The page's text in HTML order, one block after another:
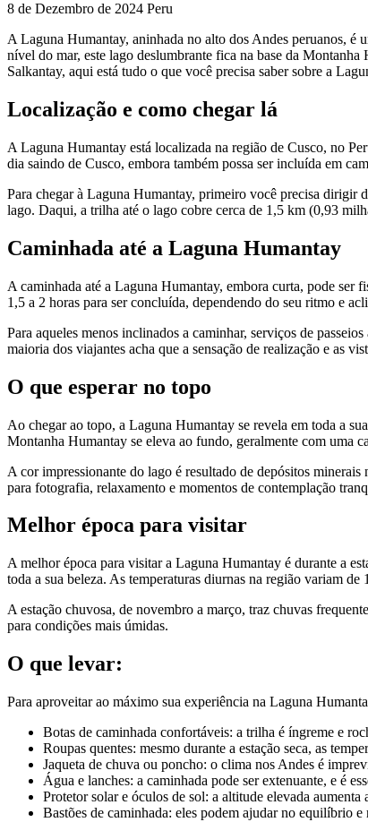
8 de Dezembro de 2024 Peru
A Laguna Humantay, aninhada no alto dos Andes peruanos, é
nível do mar, este lago deslumbrante fica na base da
Salkantay, aqui está tudo o que você precisa saber sobre a
Localização e como chegar lá
A Laguna Humantay está localizada na região de Cusco, no
dia saindo de Cusco, embora também possa ser incluída em
Para chegar à Laguna Humantay, primeiro você precisa dirigir
lago. Daqui, a trilha até o lago cobre cerca de 1,5 km (0,93
Caminhada até a Laguna Humantay
A caminhada até a Laguna Humantay, embora curta, pode ser
1,5 a 2 horas para ser concluída, dependendo do seu ritmo e
Para aqueles menos inclinados a caminhar, serviços de
maioria dos viajantes acha que a sensação de realização e as
O que esperar no topo
Ao chegar ao topo, a Laguna Humantay se revela em toda a
Montanha Humantay se eleva ao fundo, geralmente com uma
A cor impressionante do lago é resultado de depósitos
para fotografia, relaxamento e momentos de contemplação
Melhor época para visitar
A melhor época para visitar a Laguna Humantay é durante a
toda a sua beleza. As temperaturas diurnas na região variam
A estação chuvosa, de novembro a março, traz chuvas
para condições mais úmidas.
O que levar:
Para aproveitar ao máximo sua experiência na Laguna
Botas de caminhada confortáveis: a trilha é íngreme e
Roupas quentes: mesmo durante a estação seca, as
Jaqueta de chuva ou poncho: o clima nos Andes é
Água e lanches: a caminhada pode ser extenuante, e é
Protetor solar e óculos de sol: a altitude elevada
Bastões de caminhada: eles podem ajudar no equilíbrio